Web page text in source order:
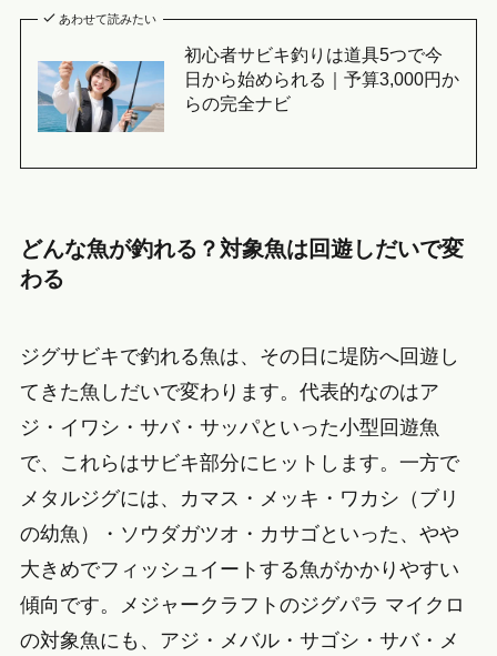
あわせて読みたい
初心者サビキ釣りは道具5つで今
日から始められる｜予算3,000円か
らの完全ナビ
どんな魚が釣れる？対象魚は回遊しだいで変
わる
ジグサビキで釣れる魚は、その日に堤防へ回遊し
てきた魚しだいで変わります。代表的なのはア
ジ・イワシ・サバ・サッパといった小型回遊魚
で、これらはサビキ部分にヒットします。一方で
メタルジグには、カマス・メッキ・ワカシ（ブリ
の幼魚）・ソウダガツオ・カサゴといった、やや
大きめでフィッシュイートする魚がかかりやすい
傾向です。メジャークラフトのジグパラ マイクロ
の対象魚にも、アジ・メバル・サゴシ・サバ・メ